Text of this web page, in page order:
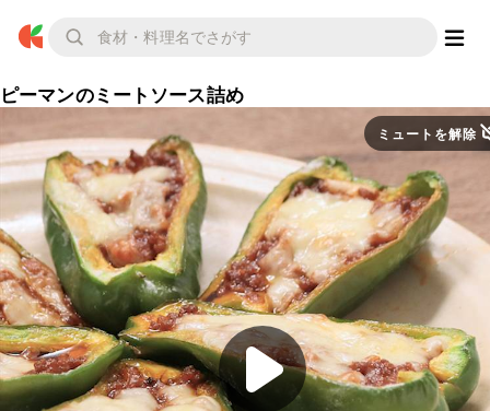
ピーマンのミートソース詰め
ミュートを解除